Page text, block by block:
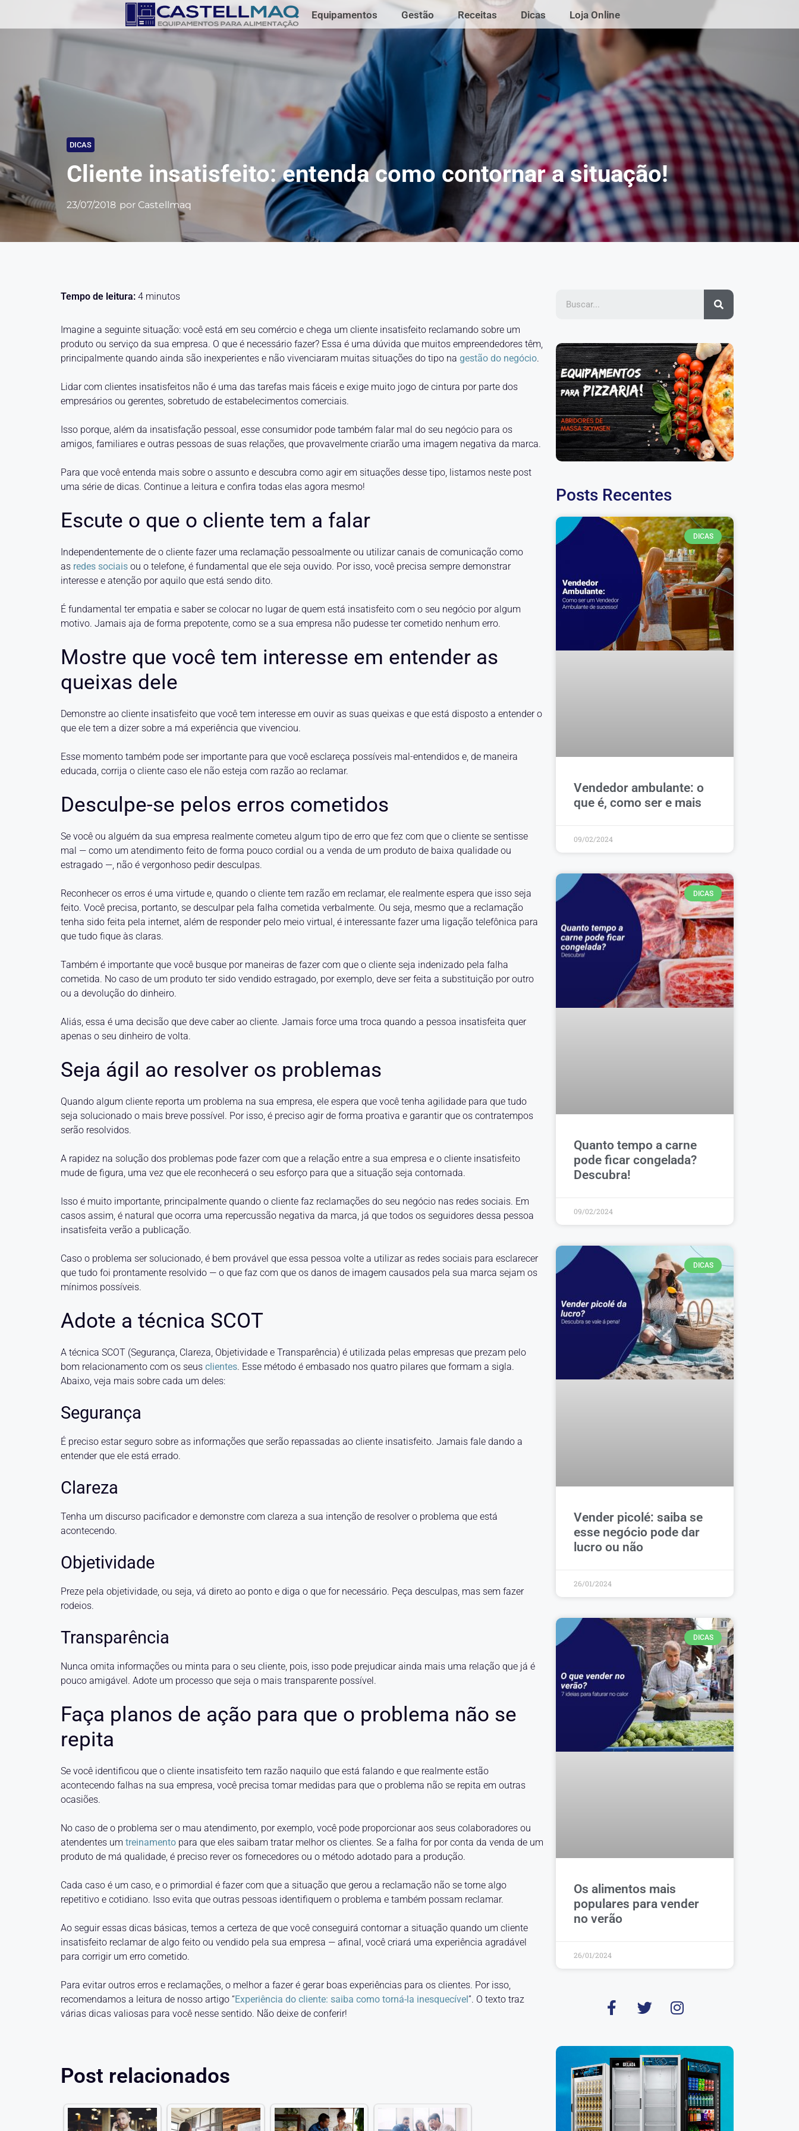
Equipamentos Gestão Receitas Dicas Loja Online
DICAS
Cliente insatisfeito: entenda como contornar a situação!
23/07/2018 por Castellmaq
Tempo de leitura: 4 minutos
Imagine a seguinte situação: você está em seu comércio e chega um cliente insatisfeito reclamando sobre um
produto ou serviço da sua empresa. O que é necessário fazer? Essa é uma dúvida que muitos empreendedores têm,
principalmente quando ainda são inexperientes e não vivenciaram muitas situações do tipo na gestão do negócio.
Lidar com clientes insatisfeitos não é uma das tarefas mais fáceis e exige muito jogo de cintura por parte dos
empresários ou gerentes, sobretudo de estabelecimentos comerciais.
Isso porque, além da insatisfação pessoal, esse consumidor pode também falar mal do seu negócio para os
amigos, familiares e outras pessoas de suas relações, que provavelmente criarão uma imagem negativa da marca.
Para que você entenda mais sobre o assunto e descubra como agir em situações desse tipo, listamos neste post
uma série de dicas. Continue a leitura e confira todas elas agora mesmo!
Escute o que o cliente tem a falar
Independentemente de o cliente fazer uma reclamação pessoalmente ou utilizar canais de comunicação como
as redes sociais ou o telefone, é fundamental que ele seja ouvido. Por isso, você precisa sempre demonstrar
interesse e atenção por aquilo que está sendo dito.
É fundamental ter empatia e saber se colocar no lugar de quem está insatisfeito com o seu negócio por algum
motivo. Jamais aja de forma prepotente, como se a sua empresa não pudesse ter cometido nenhum erro.
Mostre que você tem interesse em entender as
queixas dele
Demonstre ao cliente insatisfeito que você tem interesse em ouvir as suas queixas e que está disposto a entender o
que ele tem a dizer sobre a má experiência que vivenciou.
Esse momento também pode ser importante para que você esclareça possíveis mal-entendidos e, de maneira
educada, corrija o cliente caso ele não esteja com razão ao reclamar.
Desculpe-se pelos erros cometidos
Se você ou alguém da sua empresa realmente cometeu algum tipo de erro que fez com que o cliente se sentisse
mal — como um atendimento feito de forma pouco cordial ou a venda de um produto de baixa qualidade ou
estragado —, não é vergonhoso pedir desculpas.
Reconhecer os erros é uma virtude e, quando o cliente tem razão em reclamar, ele realmente espera que isso seja
feito. Você precisa, portanto, se desculpar pela falha cometida verbalmente. Ou seja, mesmo que a reclamação
tenha sido feita pela internet, além de responder pelo meio virtual, é interessante fazer uma ligação telefônica para
que tudo fique às claras.
Também é importante que você busque por maneiras de fazer com que o cliente seja indenizado pela falha
cometida. No caso de um produto ter sido vendido estragado, por exemplo, deve ser feita a substituição por outro
ou a devolução do dinheiro.
Aliás, essa é uma decisão que deve caber ao cliente. Jamais force uma troca quando a pessoa insatisfeita quer
apenas o seu dinheiro de volta.
Seja ágil ao resolver os problemas
Quando algum cliente reporta um problema na sua empresa, ele espera que você tenha agilidade para que tudo
seja solucionado o mais breve possível. Por isso, é preciso agir de forma proativa e garantir que os contratempos
serão resolvidos.
A rapidez na solução dos problemas pode fazer com que a relação entre a sua empresa e o cliente insatisfeito
mude de figura, uma vez que ele reconhecerá o seu esforço para que a situação seja contornada.
Isso é muito importante, principalmente quando o cliente faz reclamações do seu negócio nas redes sociais. Em
casos assim, é natural que ocorra uma repercussão negativa da marca, já que todos os seguidores dessa pessoa
insatisfeita verão a publicação.
Caso o problema ser solucionado, é bem provável que essa pessoa volte a utilizar as redes sociais para esclarecer
que tudo foi prontamente resolvido — o que faz com que os danos de imagem causados pela sua marca sejam os
mínimos possíveis.
Adote a técnica SCOT
A técnica SCOT (Segurança, Clareza, Objetividade e Transparência) é utilizada pelas empresas que prezam pelo
bom relacionamento com os seus clientes. Esse método é embasado nos quatro pilares que formam a sigla.
Abaixo, veja mais sobre cada um deles:
Segurança
É preciso estar seguro sobre as informações que serão repassadas ao cliente insatisfeito. Jamais fale dando a
entender que ele está errado.
Clareza
Tenha um discurso pacificador e demonstre com clareza a sua intenção de resolver o problema que está
acontecendo.
Objetividade
Preze pela objetividade, ou seja, vá direto ao ponto e diga o que for necessário. Peça desculpas, mas sem fazer
rodeios.
Transparência
Nunca omita informações ou minta para o seu cliente, pois, isso pode prejudicar ainda mais uma relação que já é
pouco amigável. Adote um processo que seja o mais transparente possível.
Faça planos de ação para que o problema não se
repita
Se você identificou que o cliente insatisfeito tem razão naquilo que está falando e que realmente estão
acontecendo falhas na sua empresa, você precisa tomar medidas para que o problema não se repita em outras
ocasiões.
No caso de o problema ser o mau atendimento, por exemplo, você pode proporcionar aos seus colaboradores ou
atendentes um treinamento para que eles saibam tratar melhor os clientes. Se a falha for por conta da venda de um
produto de má qualidade, é preciso rever os fornecedores ou o método adotado para a produção.
Cada caso é um caso, e o primordial é fazer com que a situação que gerou a reclamação não se torne algo
repetitivo e cotidiano. Isso evita que outras pessoas identifiquem o problema e também possam reclamar.
Ao seguir essas dicas básicas, temos a certeza de que você conseguirá contornar a situação quando um cliente
insatisfeito reclamar de algo feito ou vendido pela sua empresa — afinal, você criará uma experiência agradável
para corrigir um erro cometido.
Para evitar outros erros e reclamações, o melhor a fazer é gerar boas experiências para os clientes. Por isso,
recomendamos a leitura de nosso artigo “Experiência do cliente: saiba como torná-la inesquecível”. O texto traz
várias dicas valiosas para você nesse sentido. Não deixe de conferir!
Post relacionados
Posts Recentes
DICAS
Vendedor ambulante: o
que é, como ser e mais
09/02/2024
DICAS
Quanto tempo a carne
pode ficar congelada?
Descubra!
09/02/2024
DICAS
Vender picolé: saiba se
esse negócio pode dar
lucro ou não
26/01/2024
DICAS
Os alimentos mais
populares para vender
no verão
26/01/2024